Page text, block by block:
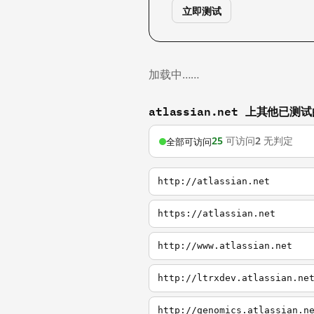
立即测试
加载中……
atlassian.net 上其他已测试
全部可访问25 可访问2 无判定
http://atlassian.net
https://atlassian.net
http://www.atlassian.net
http://ltrxdev.atlassian.net
http://